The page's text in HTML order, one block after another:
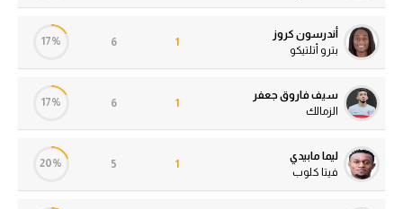
أندرسون كروز
بترو أتلتيكو
1
6
17%
سيف فاروق جعفر
الزمالك
1
6
17%
ليما مابيدي
فيتا كلوب
1
5
20%